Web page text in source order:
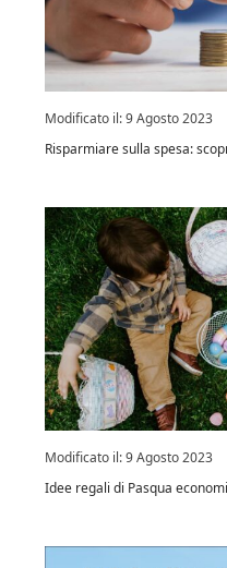
Modificato il:9 Agosto 2023
Risparmiare sulla spesa:
Modificato il:9 Agosto 2023
Idee regali di Pasqua